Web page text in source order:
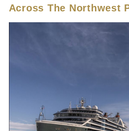
Across The Northwest